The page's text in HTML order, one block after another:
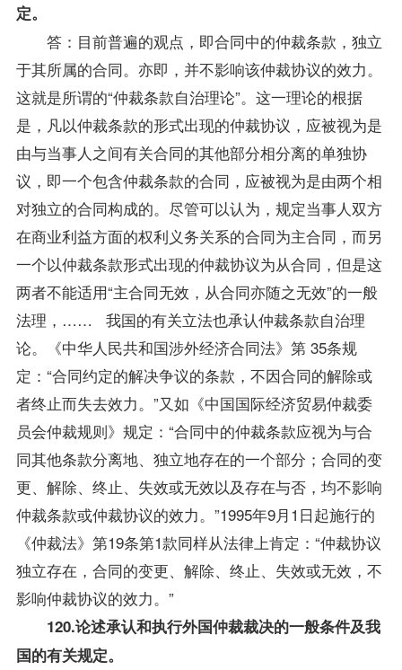
定。
答：目前普遍的观点，即合同中的仲裁条款，独立
于其所属的合同。亦即，并不影响该仲裁协议的效力。
这就是所谓的“仲裁条款自治理论”。这一理论的根据
是，凡以仲裁条款的形式出现的仲裁协议，应被视为是
由与当事人之间有关合同的其他部分相分离的单独协
议，即一个包含仲裁条款的合同，应被视为是由两个相
对独立的合同构成的。尽管可以认为，规定当事人双方
在商业利益方面的权利义务关系的合同为主合同，而另
一个以仲裁条款形式出现的仲裁协议为从合同，但是这
两者不能适用“主合同无效，从合同亦随之无效”的一般
法理，…… 我国的有关立法也承认仲裁条款自治理
论。《中华人民共和国涉外经济合同法》第 35条规
定：“合同约定的解决争议的条款，不因合同的解除或
者终止而失去效力。”又如《中国国际经济贸易仲裁委
员会仲裁规则》规定：“合同中的仲裁条款应视为与合
同其他条款分离地、独立地存在的一个部分；合同的变
更、解除、终止、失效或无效以及存在与否，均不影响
仲裁条款或仲裁协议的效力。”1995年9月1日起施行的
《仲裁法》第19条第1款同样从法律上肯定：“仲裁协议
独立存在，合同的变更、解除、终止、失效或无效，不
影响仲裁协议的效力。”
120.论述承认和执行外国仲裁裁决的一般条件及我
国的有关规定。